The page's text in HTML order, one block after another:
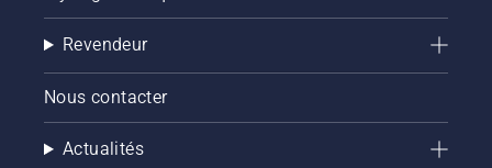
Revendeur
Nous contacter
Actualités